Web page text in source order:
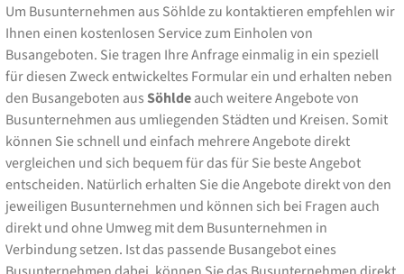
Um Busunternehmen aus Söhlde zu kontaktieren empfehlen wir
Ihnen einen kostenlosen Service zum Einholen von
Busangeboten. Sie tragen Ihre Anfrage einmalig in ein speziell
für diesen Zweck entwickeltes Formular ein und erhalten neben
den Busangeboten ausSöhldeauch weitere Angebote von
Busunternehmen aus umliegenden Städten und Kreisen. Somit
können Sie schnell und einfach mehrere Angebote direkt
vergleichen und sich bequem für das für Sie beste Angebot
entscheiden. Natürlich erhalten Sie die Angebote direkt von den
jeweiligen Busunternehmen und können sich bei Fragen auch
direkt und ohne Umweg mit dem Busunternehmen in
Verbindung setzen. Ist das passende Busangebot eines